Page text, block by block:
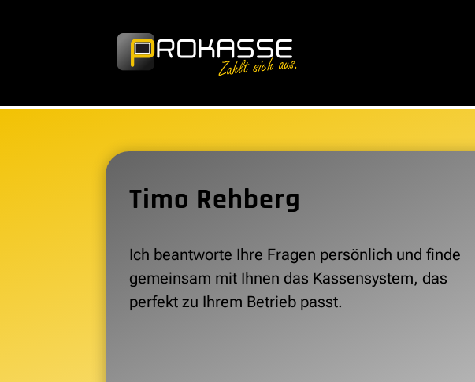
Timo Rehberg
Ich beantworte Ihre Fragen persönlich und finde
gemeinsam mit Ihnen das Kassensystem, das
perfekt zu Ihrem Betrieb passt.